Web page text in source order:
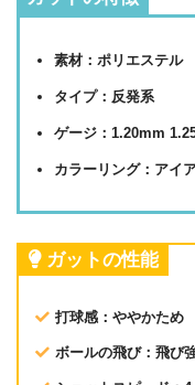
素材：ポリエステル
タイプ：反発系
ゲージ：1.20mm
カラーリング：アイ
ガットの性能
打球感：ややかため
ボールの飛び：飛び